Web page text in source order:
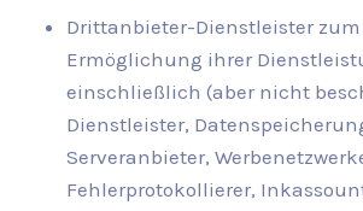
Drittanbieter-Dienstleister zum
Ermöglichung ihrer
einschließlich (aber nicht
Dienstleister,
Serveranbieter,
Fehlerprotokollierer,